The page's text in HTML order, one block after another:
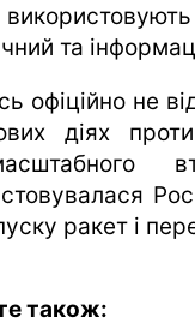
та
офіційно не
діях
ракет і
також: